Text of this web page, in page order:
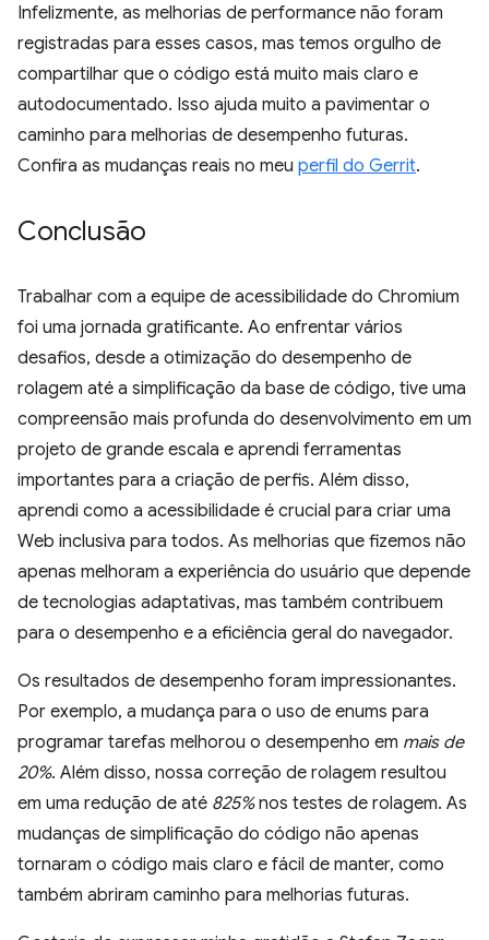
Infelizmente, as melhorias de performance não foram
registradas para esses casos, mas temos orgulho de
compartilhar que o código está muito mais claro e
autodocumentado. Isso ajuda muito a pavimentar o
caminho para melhorias de desempenho futuras.
Confira as mudanças reais no meu perfil do Gerrit.
Conclusão
Trabalhar com a equipe de acessibilidade do Chromium
foi uma jornada gratificante. Ao enfrentar vários
desafios, desde a otimização do desempenho de
rolagem até a simplificação da base de código, tive uma
compreensão mais profunda do desenvolvimento em um
projeto de grande escala e aprendi ferramentas
importantes para a criação de perfis. Além disso,
aprendi como a acessibilidade é crucial para criar uma
Web inclusiva para todos. As melhorias que fizemos não
apenas melhoram a experiência do usuário que depende
de tecnologias adaptativas, mas também contribuem
para o desempenho e a eficiência geral do navegador.
Os resultados de desempenho foram impressionantes.
Por exemplo, a mudança para o uso de enums para
programar tarefas melhorou o desempenho em mais de
20%. Além disso, nossa correção de rolagem resultou
em uma redução de até 825%nos testes de rolagem. As
mudanças de simplificação do código não apenas
tornaram o código mais claro e fácil de manter, como
também abriram caminho para melhorias futuras.